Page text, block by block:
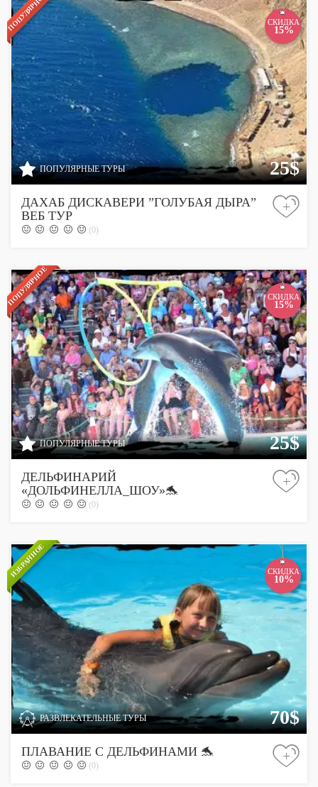
ПОПУЛЯРНОЕ СКИДКА
15%
ПОПУЛЯРНЫЕ ТУРЫ 25$
ДАХАБ ДИСКАВЕРИ ”ГОЛУБАЯ ДЫРА”
ВЕБ ТУР
(0)
+
ПОПУЛЯРНОЕ СКИДКА
15%
ПОПУЛЯРНЫЕ ТУРЫ 25$
ДЕЛЬФИНАРИЙ
«ДОЛЬФИНЕЛЛА_ШОУ»🐬
(0)
+
ИЗБРАННОЕ СКИДКА
10%
РАЗВЛЕКАТЕЛЬНЫЕ ТУРЫ 70$
ПЛАВАНИЕ С ДЕЛЬФИНАМИ 🐬
(0)
+